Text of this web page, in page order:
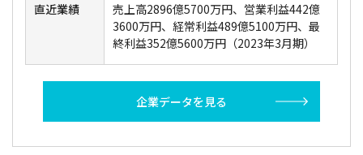
直近業績
売上高2896億5700万円、営業利益442億
3600万円、経常利益489億5100万円、最
終利益352億5600万円（2023年3月期）
企業データを見る